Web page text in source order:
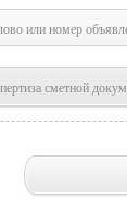
или номер
сметной